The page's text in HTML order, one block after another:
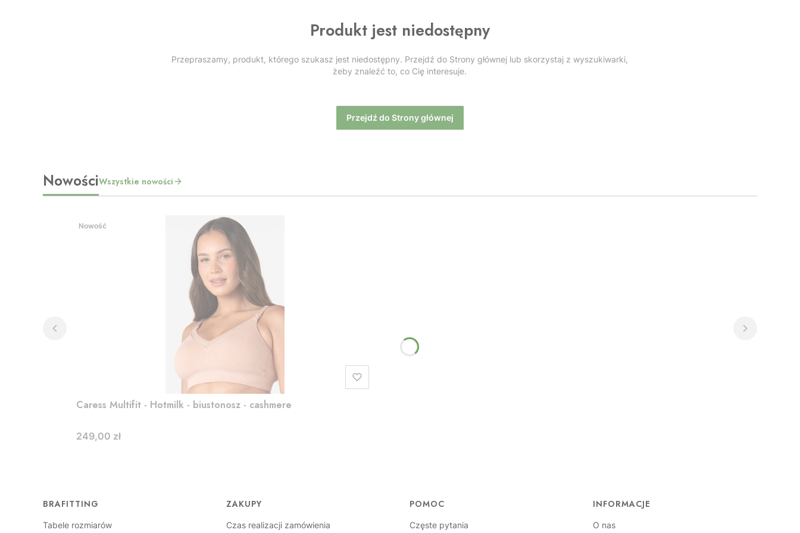
Produkt jest niedostępny
Przepraszamy, produkt, którego szukasz jest niedostępny. Przejdź do Strony głównej lub skorzystaj z wyszukiwarki,
żeby znaleźć to, co Cię interesuje.
Przejdź do Strony głównej
NowościWszystkie nowości
Nowość
Caress Multifit - Hotmilk - biustonosz - cashmere
Cena
249,00 zł
Linki w stopce
BRAFITTING
Tabele rozmiarów
ZAKUPY
Czas realizacji zamówienia
POMOC
Częste pytania
INFORMACJE
O nas